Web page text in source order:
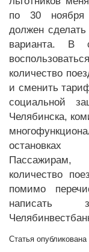
по 30 ноября
должен
варианта. В
количество
и сменить
социальной
Челябинска,
остановках
Пассажирам,
количество
помимо
написать
Статья